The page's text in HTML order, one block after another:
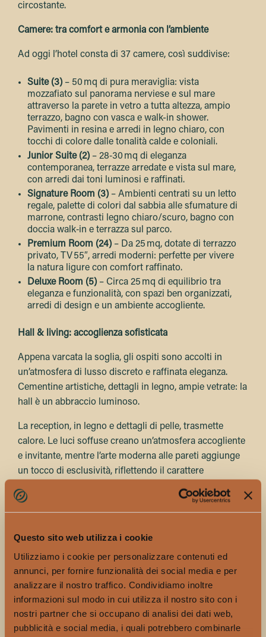
Questo sito web utilizza i cookie
Utilizziamo i cookie per personalizzare contenuti ed
annunci, per fornire funzionalità dei social media e per
analizzare il nostro traffico. Condividiamo inoltre
informazioni sul modo in cui utilizza il nostro sito con i
nostri partner che si occupano di analisi dei dati web,
pubblicità e social media, i quali potrebbero combinarle
circostante.
Camere: tra comfort e armonia con l’ambiente
Ad oggi l’hotel consta di 37 camere, così suddivise:
Suite (3) – 50 mq di pura meraviglia: vista
mozzafiato sul panorama nerviese e sul mare
attraverso la parete in vetro a tutta altezza, ampio
terrazzo, bagno con vasca e walk-in shower.
Pavimenti in resina e arredi in legno chiaro, con
tocchi di colore dalle tonalità calde e coloniali.
Junior Suite (2) – 28‑30 mq di eleganza
contemporanea, terrazze arredate e vista sul mare,
con arredi dai toni luminosi e raffinati.
Signature Room (3) – Ambienti centrati su un letto
regale, palette di colori dal sabbia alle sfumature di
marrone, contrasti legno chiaro/scuro, bagno con
doccia walk‑in e terrazza sul parco.
Premium Room (24) – Da 25 mq, dotate di terrazzo
privato, TV 55″, arredi moderni: perfette per vivere
la natura ligure con comfort raffinato.
Deluxe Room (5) – Circa 25 mq di equilibrio tra
eleganza e funzionalità, con spazi ben organizzati,
arredi di design e un ambiente accogliente.
Hall & living: accoglienza sofisticata
Appena varcata la soglia, gli ospiti sono accolti in
un’atmosfera di lusso discreto e raffinata eleganza.
Cementine artistiche, dettagli in legno, ampie vetrate: la
hall è un abbraccio luminoso.
La reception, in legno e dettagli di pelle, trasmette
calore. Le luci soffuse creano un’atmosfera accogliente
e invitante, mentre l’arte moderna alle pareti aggiunge
un tocco di esclusività, riflettendo il carattere
La zona living, con viste panoramiche e materiali
realizzati dallo Studio di Architettura
Parisotto + Formenton. Un’esclusiva selezione di opere
d’arte decora le pareti e vari ambienti dell’hotel, grazie
alla collaborazione con la galleria d’arte genovese
Satura.
Ristorazione & miscelazione: sapori locali, anime